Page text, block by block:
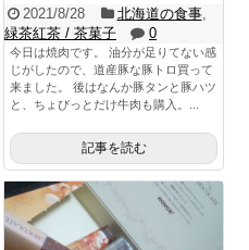
2021/8/28 北海道の食事,
緑茶紅茶 / 茶菓子
0
今日は焼肉です。 油分が足りてない感
じがしたので、道産豚な豚トロ買って
来ました。 後はなんか豚タンと豚ハツ
と、ちょびっとだけ牛肉も購入。...
記事を読む